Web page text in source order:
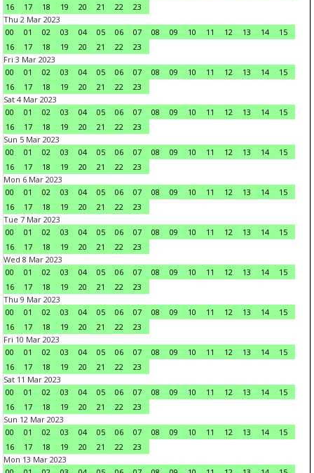
16
17 18 19 20 21 22
23
Thu 2 Mar 2023
00
01 02 03 04 05 06 07 08 09 10 11 12 13 14
15
16
17 18 19 20 21 22
23
Fri 3 Mar 2023
00
01 02 03 04 05 06 07 08 09 10 11 12 13 14
15
16
17 18 19 20 21 22
23
Sat 4 Mar 2023
00
01 02 03 04 05 06 07 08 09 10 11 12 13 14
15
16
17 18 19 20 21 22
23
Sun 5 Mar 2023
00
01 02 03 04 05 06 07 08 09 10 11 12 13 14
15
16
17 18 19 20 21 22
23
Mon 6 Mar 2023
00
01 02 03 04 05 06 07 08 09 10 11 12 13 14
15
16
17 18 19 20 21 22
23
Tue 7 Mar 2023
00
01 02 03 04 05 06 07 08 09 10 11 12 13 14
15
16
17 18 19 20 21 22
23
Wed 8 Mar 2023
00
01 02 03 04 05 06 07 08 09 10 11 12 13 14
15
16
17 18 19 20 21 22
23
Thu 9 Mar 2023
00
01 02 03 04 05 06 07 08 09 10 11 12 13 14
15
16
17 18 19 20 21 22
23
Fri 10 Mar 2023
00
01 02 03 04 05 06 07 08 09 10 11 12 13 14
15
16
17 18 19 20 21 22
23
Sat 11 Mar 2023
00
01 02 03 04 05 06 07 08 09 10 11 12 13 14
15
16
17 18 19 20 21 22
23
Sun 12 Mar 2023
00
01 02 03 04 05 06 07 08 09 10 11 12 13 14
15
16
17 18 19 20 21 22
23
Mon 13 Mar 2023